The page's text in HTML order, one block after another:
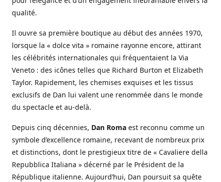
qualité.
Il ouvre sa première boutique au début des années 1970,
lorsque la « dolce vita » romaine rayonne encore, attirant
les célébrités internationales qui fréquentaient la Via
Veneto : des icônes telles que Richard Burton et Elizabeth
Taylor. Rapidement, les chemises exquises et les tissus
exclusifs de Dan lui valent une renommée dans le monde
du spectacle et au-delà.
Depuis cinq décennies, Dan Roma est reconnu comme un
symbole d’excellence romaine, recevant de nombreux prix
et distinctions, dont le prestigieux titre de « Cavaliere della
Repubblica Italiana » décerné par le Président de la
République italienne. Aujourd’hui, Dan poursuit sa quête